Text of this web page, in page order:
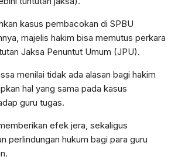
kasus pembacokan di SPBU
majelis hakim bisa memutus perkara
Jaksa Penuntut Umum (JPU).
menilai tidak ada alasan bagi hakim
hal yang sama pada kasus
guru tugas.
efek jera, sekaligus
perlindungan hukum bagi para guru